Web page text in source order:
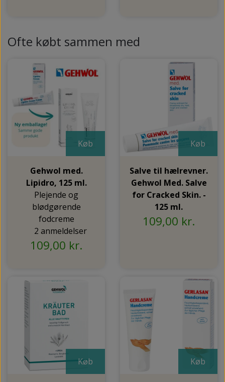
Ofte købt sammen med
Køb
Gehwol med.
Lipidro, 125 ml.
Plejende og
blødgørende
fodcreme
2 anmeldelser
109,00 kr.
Køb
Salve til hælrevner.
Gehwol Med. Salve
for Cracked Skin. -
125 ml.
109,00 kr.
Køb Køb